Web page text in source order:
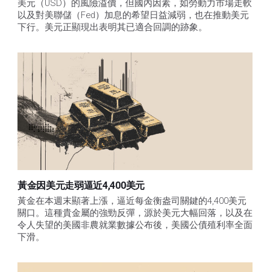
美元（USD）的風險溢價，但國內因素，如勞動力市場走軟
以及對美聯儲（Fed）加息的希望日益減弱，也在推動美元
下行。美元正顯現出表明其已適合回調的跡象。
黃金因美元走弱逼近4,400美元
黃金在本週末顯著上漲，逼近每金衡盎司關鍵的4,400美元
關口。這種貴金屬的強勁反彈，源於美元大幅回落，以及在
令人失望的美國非農就業數據公布後，美國公債殖利率全面
下滑。